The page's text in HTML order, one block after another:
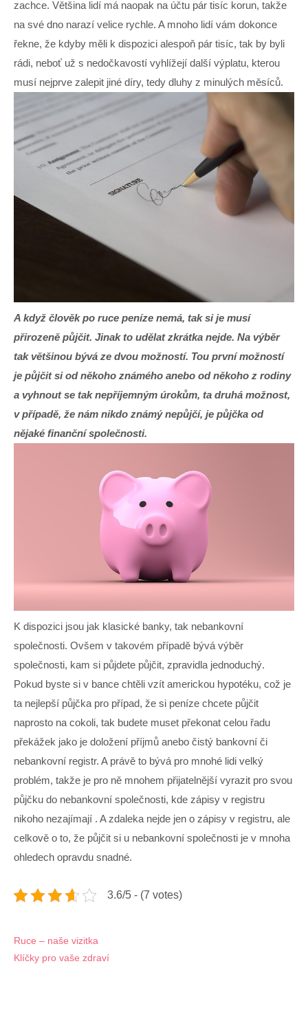
zachce. Většina lidí má naopak na účtu pár tisíc korun, takže
na své dno narazí velice rychle. A mnoho lidí vám dokonce
řekne, že kdyby měli k dispozici alespoň pár tisíc, tak by byli
rádi, neboť už s nedočkavostí vyhlížejí další výplatu, kterou
musí nejprve zalepit jiné díry, tedy dluhy z minulých měsíců.
A když člověk po ruce peníze nemá, tak si je musí
přirozeně půjčit. Jinak to udělat zkrátka nejde. Na výběr
tak většinou bývá ze dvou možností. Tou první možností
je půjčit si od někoho známého anebo od někoho z rodiny
a vyhnout se tak nepříjemným úrokům, ta druhá možnost,
v případě, že nám nikdo známý nepůjčí, je půjčka od
nějaké finanční společnosti.
K dispozici jsou jak klasické banky, tak nebankovní
společnosti. Ovšem v takovém případě bývá výběr
společnosti, kam si půjdete půjčit, zpravidla jednoduchý.
Pokud byste si v bance chtěli vzít americkou hypotéku, což je
ta nejlepší půjčka pro případ, že si peníze chcete půjčit
naprosto na cokoli, tak budete muset překonat celou řadu
překážek jako je doložení příjmů anebo čistý bankovní či
nebankovní registr. A právě to bývá pro mnohé lidi velký
problém, takže je pro ně mnohem přijatelnější vyrazit pro svou
půjčku do nebankovní společnosti, kde zápisy v registru
nikoho nezajímají . A zdaleka nejde jen o zápisy v registru, ale
celkově o to, že půjčit si u nebankovní společnosti je v mnoha
ohledech opravdu snadné.
3.6/5 - (7 votes)
Navigace
pro
Ruce – naše vizitka
Klíčky pro vaše zdraví